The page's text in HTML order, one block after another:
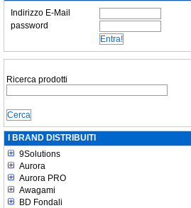
Indirizzo E-Mail
password
Ricerca prodotti
I BRAND DISTRIBUITI
9Solutions
Aurora
Aurora PRO
Awagami
BD Fondali